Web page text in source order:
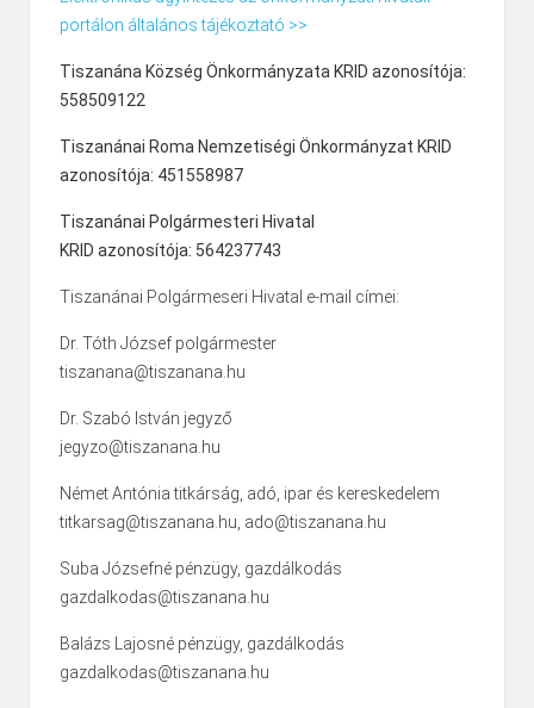
portálon általános tájékoztató >>
Tiszanána Község Önkormányzata KRID azonosítója:
558509122
Tiszanánai Roma Nemzetiségi Önkormányzat KRID
azonosítója: 451558987
Tiszanánai Polgármesteri Hivatal
KRID azonosítója: 564237743
Tiszanánai Polgármeseri Hivatal e-mail címei:
Dr. Tóth József polgármester
tiszanana@tiszanana.hu
Dr. Szabó István jegyző
jegyzo@tiszanana.hu
Német Antónia titkárság, adó, ipar és kereskedelem
titkarsag@tiszanana.hu, ado@tiszanana.hu
Suba Józsefné pénzügy, gazdálkodás
gazdalkodas@tiszanana.hu
Balázs Lajosné pénzügy, gazdálkodás
gazdalkodas@tiszanana.hu